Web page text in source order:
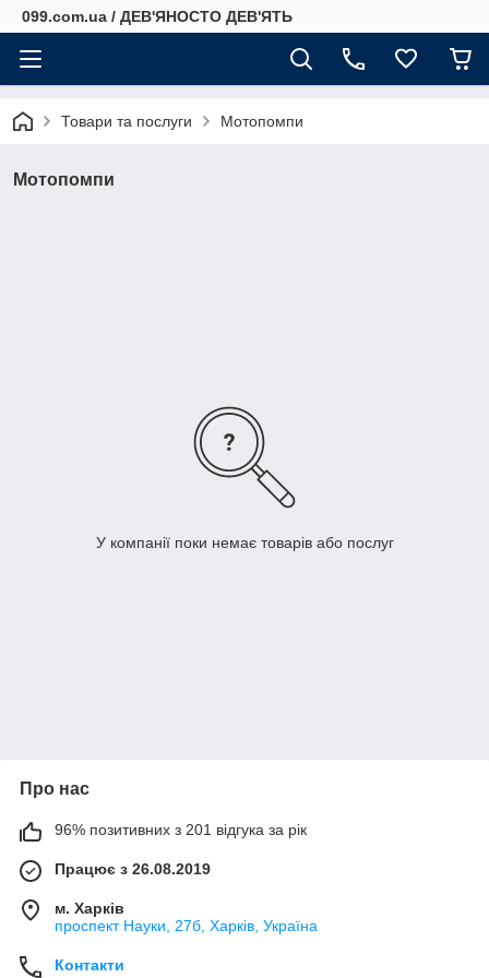
099.com.ua / ДЕВ'ЯНОСТО ДЕВ'ЯТЬ
Товари та послуги Мотопомпи
Мотопомпи
У компанії поки немає товарів або послуг
Про нас
96% позитивних з 201 відгука за рік
Працює з 26.08.2019
м. Харків
проспект Науки, 27б, Харків, Україна
Контакти